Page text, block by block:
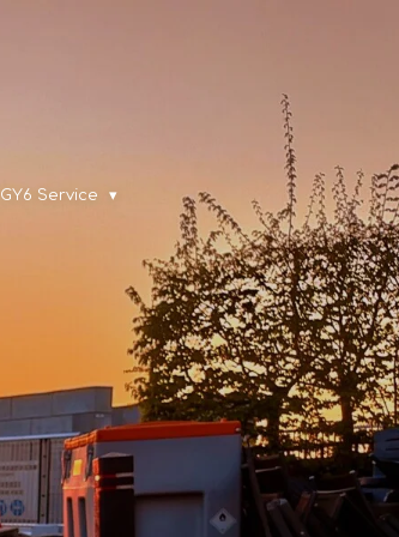
GY6 Service